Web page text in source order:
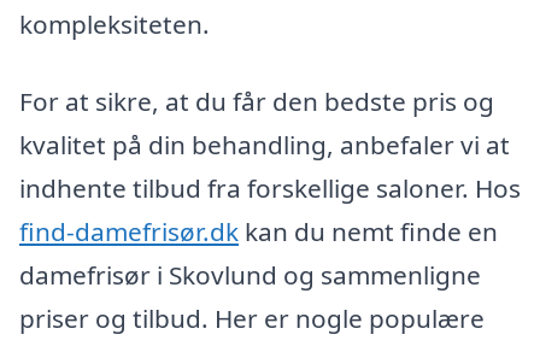
kompleksiteten.
For at sikre, at du får den bedste pris og
kvalitet på din behandling, anbefaler vi at
indhente tilbud fra forskellige saloner. Hos
find-damefrisør.dk kan du nemt finde en
damefrisør i Skovlund og sammenligne
priser og tilbud. Her er nogle populære